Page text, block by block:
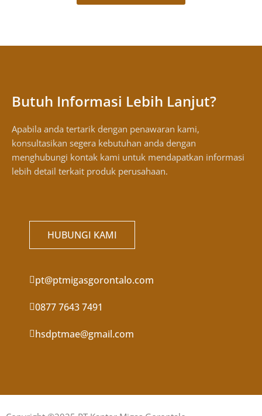
Butuh Informasi Lebih Lanjut?
Apabila anda tertarik dengan penawaran kami,
konsultasikan segera kebutuhan anda dengan
menghubungi kontak kami untuk mendapatkan informasi
lebih detail terkait produk perusahaan.
HUBUNGI KAMI
pt@ptmigasgorontalo.com
0877 7643 7491
hsdptmae@gmail.com